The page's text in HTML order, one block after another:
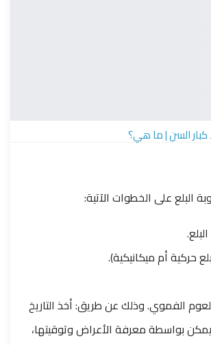
كبار السن | ما هي؟
على الخطوات الآتية:
حركية أم ميكانيكية).
الفموي. وذلك عن طريق: أخذ التاريخ
بواسطة معرفة الأعراض وتوقيتها،